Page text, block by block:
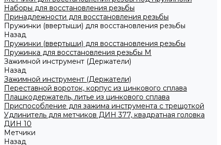
Наборы для восстановления резьбы
Принадлежности для восстановления резьбы
Пружинки (ввертыши) для восстановления резьбы
Назад
Пружинки (ввертыши) для восстановления резьбы
Пружинка для восстановления резьбы M
Зажимной инструмент (Держатели)
Назад
Зажимной инструмент (Держатели)
Переставной вороток, корпус из цинкового сплава
Плашкодержатель, литье из цинкового сплава
Приспособление для зажима инструмента с трещоткой
Удлинитель для метчиков ДИН 377, квадратная головка
ДИН 10
Метчики
Назад